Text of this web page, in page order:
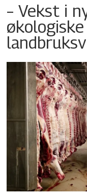
– Vekst i
økologiske